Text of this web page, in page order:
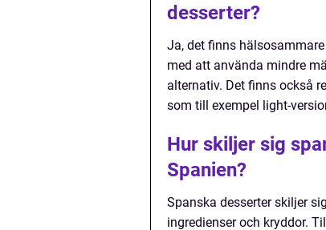
desserter?
Ja, det finns
med att använda mindre
alternativ. Det finns också
som till exempel light-
Hur skiljer sig
Spanien?
Spanska desserter skiljer
ingredienser och kryddor.